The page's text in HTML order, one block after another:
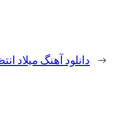
← دانلود آهنگ میلاد